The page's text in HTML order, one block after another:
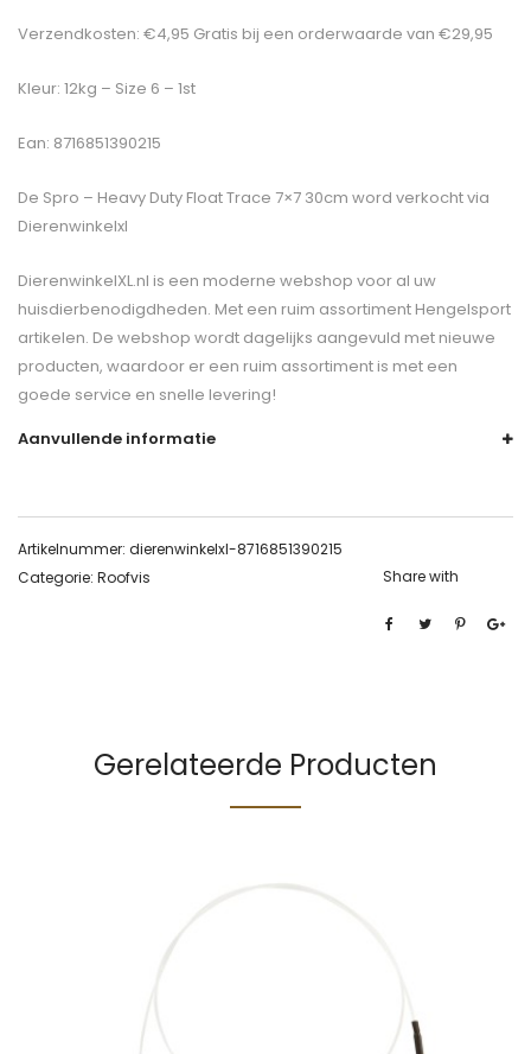
Verzendkosten: €4,95 Gratis bij een orderwaarde van €29,95
Kleur: 12kg – Size 6 – 1st
Ean: 8716851390215
De Spro – Heavy Duty Float Trace 7×7 30cm word verkocht via
Dierenwinkelxl
DierenwinkelXL.nl is een moderne webshop voor al uw
huisdierbenodigdheden. Met een ruim assortiment Hengelsport
artikelen. De webshop wordt dagelijks aangevuld met nieuwe
producten, waardoor er een ruim assortiment is met een
goede service en snelle levering!
Aanvullende informatie
Artikelnummer: dierenwinkelxl-8716851390215
Categorie: Roofvis Share with
Gerelateerde Producten